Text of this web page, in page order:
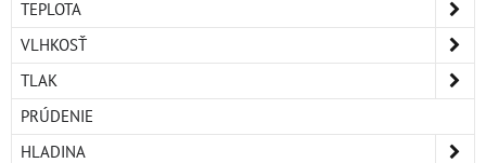
TEPLOTA
VLHKOSŤ
TLAK
PRÚDENIE
HLADINA